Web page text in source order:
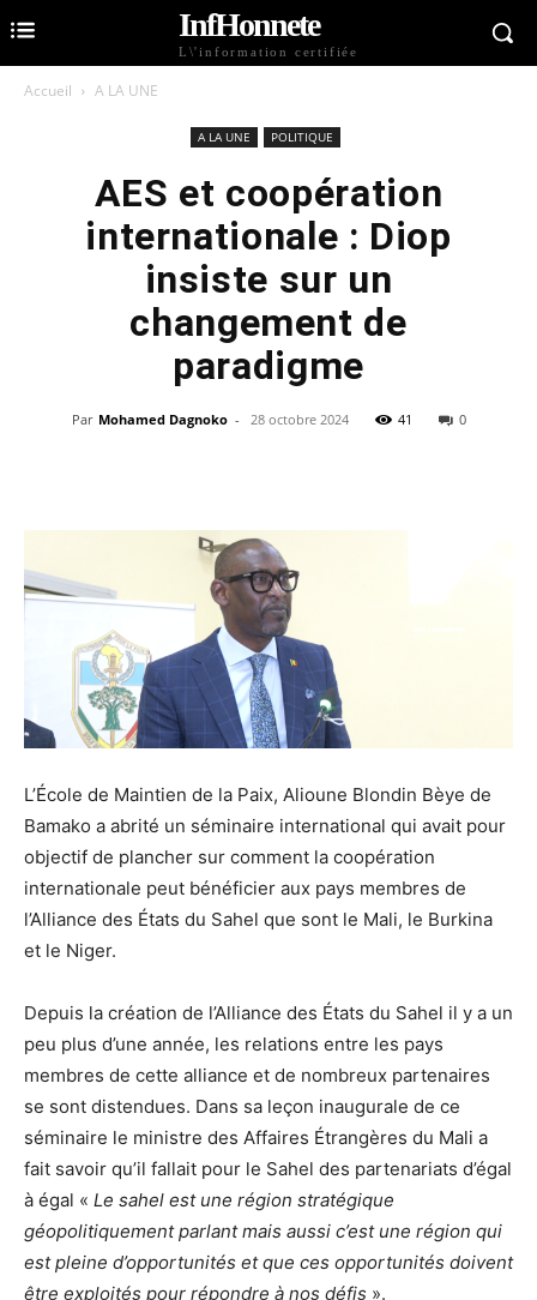
InfHonnete
L\'information certifiée
Accueil A LA UNE
A LA UNE POLITIQUE
AES et coopération
internationale : Diop
insiste sur un
changement de
paradigme
Par Mohamed Dagnoko - 28 octobre 2024 41 0
L’École de Maintien de la Paix, Alioune Blondin Bèye de
Bamako a abrité un séminaire international qui avait pour
objectif de plancher sur comment la coopération
internationale peut bénéficier aux pays membres de
l’Alliance des États du Sahel que sont le Mali, le Burkina
et le Niger.
Depuis la création de l’Alliance des États du Sahel il y a un
peu plus d’une année, les relations entre les pays
membres de cette alliance et de nombreux partenaires
se sont distendues. Dans sa leçon inaugurale de ce
séminaire le ministre des Affaires Étrangères du Mali a
fait savoir qu’il fallait pour le Sahel des partenariats d’égal
à égal « Le sahel est une région stratégique
géopolitiquement parlant mais aussi c’est une région qui
est pleine d’opportunités et que ces opportunités doivent
être exploités pour répondre à nos défis ».